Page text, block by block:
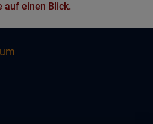
auf einen Blick.